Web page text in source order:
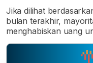
Jika dilihat
bulan terakhir,
menghabiskan uang